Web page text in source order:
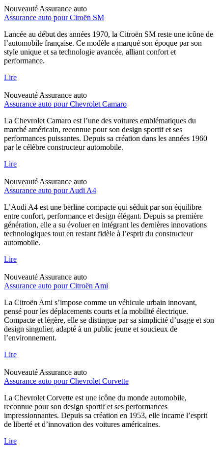
Nouveauté Assurance auto
Assurance auto pour Ciroën SM
Lancée au début des années 1970, la Citroën SM reste une icône de
l’automobile française. Ce modèle a marqué son époque par son
style unique et sa technologie avancée, alliant confort et
performance.
Lire
Nouveauté Assurance auto
Assurance auto pour Chevrolet Camaro
La Chevrolet Camaro est l’une des voitures emblématiques du
marché américain, reconnue pour son design sportif et ses
performances puissantes. Depuis sa création dans les années 1960
par le célèbre constructeur automobile.
Lire
Nouveauté Assurance auto
Assurance auto pour Audi A4
L’Audi A4 est une berline compacte qui séduit par son équilibre
entre confort, performance et design élégant. Depuis sa première
génération, elle a su évoluer en intégrant les dernières innovations
technologiques tout en restant fidèle à l’esprit du constructeur
automobile.
Lire
Nouveauté Assurance auto
Assurance auto pour Citroën Ami
La Citroën Ami s’impose comme un véhicule urbain innovant,
pensé pour les déplacements courts et la mobilité électrique.
Compacte et légère, elle se distingue par sa simplicité d’usage et son
design singulier, adapté à un public jeune et soucieux de
l’environnement.
Lire
Nouveauté Assurance auto
Assurance auto pour Chevrolet Corvette
La Chevrolet Corvette est une icône du monde automobile,
reconnue pour son design sportif et ses performances
impressionnantes. Depuis sa création en 1953, elle incarne l’esprit
de liberté et d’innovation des voitures américaines.
Lire